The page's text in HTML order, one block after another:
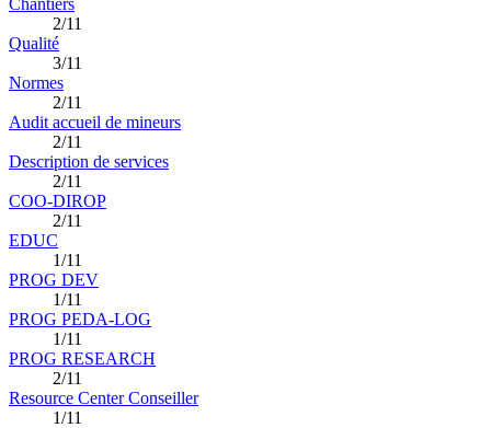
2/11
Qualité
3/11
Normes
2/11
Audit accueil de mineurs
2/11
Description de services
2/11
COO-DIROP
2/11
EDUC
1/11
PROG DEV
1/11
PROG PEDA-LOG
1/11
PROG RESEARCH
2/11
Resource Center Conseiller
1/11